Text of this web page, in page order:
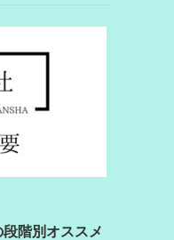
階別オススメ